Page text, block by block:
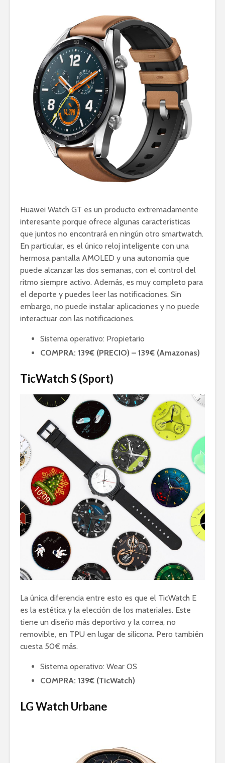
Huawei Watch GT es un producto extremadamente
interesante porque ofrece algunas características
que juntos no encontrará en ningún otro smartwatch.
En particular, es el único reloj inteligente con una
hermosa pantalla AMOLED y una autonomía que
puede alcanzar las dos semanas, con el control del
ritmo siempre activo. Además, es muy completo para
el deporte y puedes leer las notificaciones. Sin
embargo, no puede instalar aplicaciones y no puede
interactuar con las notificaciones.
Sistema operativo: Propietario
COMPRA: 139€ (PRECIO) – 139€ (Amazonas)
TicWatch S (Sport)
La única diferencia entre esto es que el TicWatch E
es la estética y la elección de los materiales. Este
tiene un diseño más deportivo y la correa, no
removible, en TPU en lugar de silicona. Pero también
cuesta 50€ más.
Sistema operativo: Wear OS
COMPRA: 139€ (TicWatch)
LG Watch Urbane